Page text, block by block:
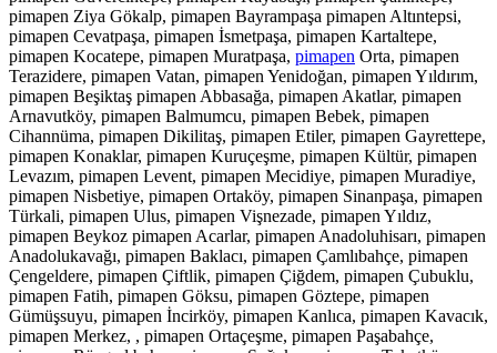
pimapen Ziya Gökalp, pimapen Bayrampaşa pimapen Altıntepsi,
pimapen Cevatpaşa, pimapen İsmetpaşa, pimapen Kartaltepe,
pimapen Kocatepe, pimapen Muratpaşa, pimapen Orta, pimapen
Terazidere, pimapen Vatan, pimapen Yenidoğan, pimapen Yıldırım,
pimapen Beşiktaş pimapen Abbasağa, pimapen Akatlar, pimapen
Arnavutköy, pimapen Balmumcu, pimapen Bebek, pimapen
Cihannüma, pimapen Dikilitaş, pimapen Etiler, pimapen Gayrettepe,
pimapen Konaklar, pimapen Kuruçeşme, pimapen Kültür, pimapen
Levazım, pimapen Levent, pimapen Mecidiye, pimapen Muradiye,
pimapen Nisbetiye, pimapen Ortaköy, pimapen Sinanpaşa, pimapen
Türkali, pimapen Ulus, pimapen Vişnezade, pimapen Yıldız,
pimapen Beykoz pimapen Acarlar, pimapen Anadoluhisarı, pimapen
Anadolukavağı, pimapen Baklacı, pimapen Çamlıbahçe, pimapen
Çengeldere, pimapen Çiftlik, pimapen Çiğdem, pimapen Çubuklu,
pimapen Fatih, pimapen Göksu, pimapen Göztepe, pimapen
Gümüşsuyu, pimapen İncirköy, pimapen Kanlıca, pimapen Kavacık,
pimapen Merkez, , pimapen Ortaçeşme, pimapen Paşabahçe,